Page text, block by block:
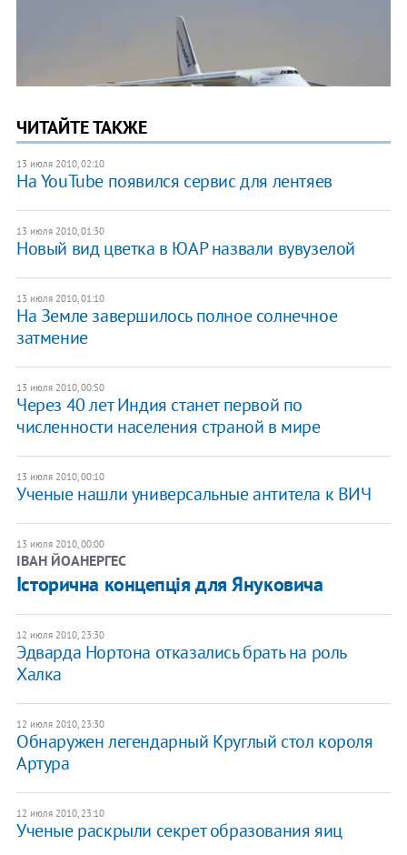
ЧИТАЙТЕ ТАКЖЕ
13 июля 2010, 02:10
На YouTube появился сервис для лентяев
13 июля 2010, 01:30
Новый вид цветка в ЮАР назвали вувузелой
13 июля 2010, 01:10
На Земле завершилось полное солнечное
затмение
13 июля 2010, 00:50
Через 40 лет Индия станет первой по
численности населения страной в мире
13 июля 2010, 00:10
Ученые нашли универсальные антитела к ВИЧ
13 июля 2010, 00:00
ІВАН ЙОАНЕРГЕС
Історична концепція для Януковича
12 июля 2010, 23:30
Эдварда Нортона отказались брать на роль
Халка
12 июля 2010, 23:30
Обнаружен легендарный Круглый стол короля
Артура
12 июля 2010, 23:10
Ученые раскрыли секрет образования яиц